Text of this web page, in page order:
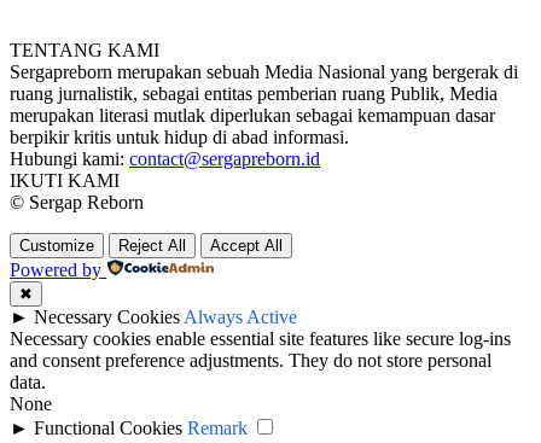
TENTANG KAMI
Sergapreborn merupakan sebuah Media Nasional yang bergerak di
ruang jurnalistik, sebagai entitas pemberian ruang Publik, Media
merupakan literasi mutlak diperlukan sebagai kemampuan dasar
berpikir kritis untuk hidup di abad informasi.
Hubungi kami: contact@sergapreborn.id
IKUTI KAMI
© Sergap Reborn
Customize Reject All Accept All
Powered by
✖
► Necessary CookiesAlways Active
Necessary cookies enable essential site features like secure log-ins
and consent preference adjustments. They do not store personal
data.
None
► Functional Cookies Remark